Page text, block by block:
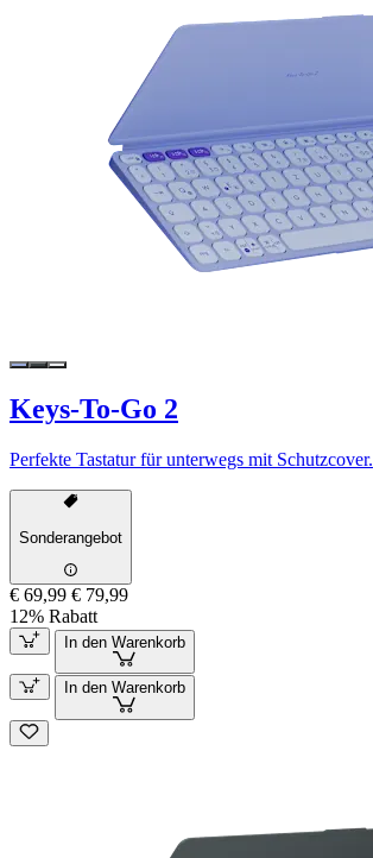
Keys-To-Go 2
Perfekte Tastatur für unterwegs mit Schutzcover.
Sonderangebot
€ 69,99 € 79,99
12% Rabatt
In den Warenkorb
In den Warenkorb